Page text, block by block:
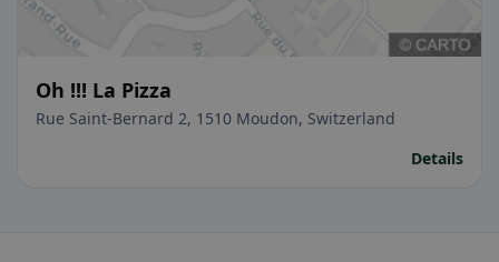
Oh !!! La Pizza
Rue Saint-Bernard 2, 1510 Moudon, Switzerland
Details